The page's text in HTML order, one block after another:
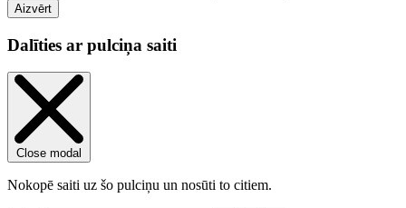
Aizvērt
Dalīties ar pulciņa saiti
Close modal
Nokopē saiti uz šo pulciņu un nosūti to citiem.